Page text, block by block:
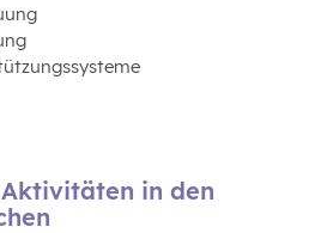
in den